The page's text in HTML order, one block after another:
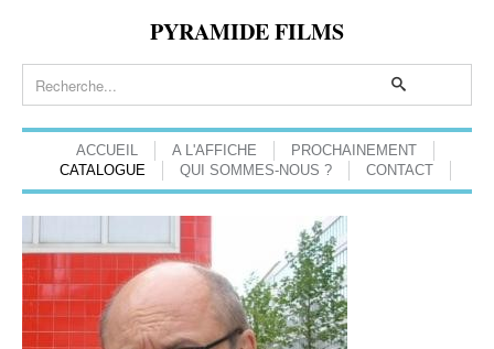
PYRAMIDE FILMS
ACCUEIL A L'AFFICHE
PROCHAINEMENT
CATALOGUE
QUI SOMMES-NOUS ? CONTACT